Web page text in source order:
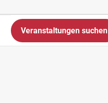
Veranstaltungen suchen